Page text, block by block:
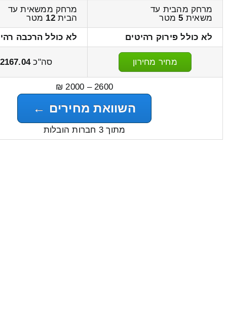
מרחק מהבית עד
משאית 5מטר
מרחק ממשאית עד
הבית12 מטר
לא כולל פירוק רהיטים
לא כולל הרכבה
מחיר מחירון סה"כ2167.04
2600 – 2000 ₪
השוואת מחירים ←
מתוך 3 חברות הובלות